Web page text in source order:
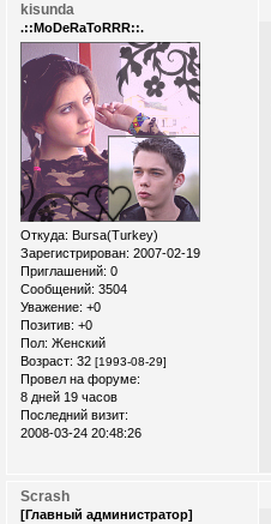
kisunda
.::MoDeRaToRRR::.
Откуда: Bursa(Turkey)
Зарегистрирован: 2007-02-19
Приглашений: 0
Сообщений: 3504
Уважение: +0
Позитив: +0
Пол: Женский
Возраст: 32 [1993-08-29]
Провел на форуме:
8 дней 19 часов
Последний визит:
2008-03-24 20:48:26
Scrash
[Главный администратор]